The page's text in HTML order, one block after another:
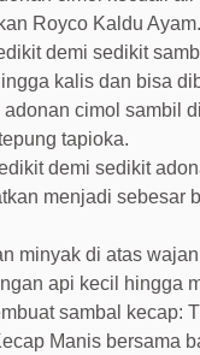
Royco Kaldu
demi sedikit
kalis dan bisa
adonan cimol sambil
tapioka.
demi sedikit
menjadi sebesar
minyak di atas
api kecil hingga
sambal kecap:
Manis bersama